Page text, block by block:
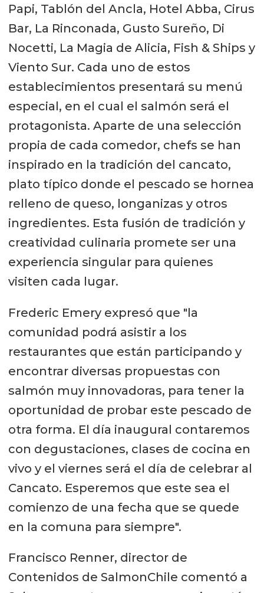
Papi, Tablón del Ancla, Hotel Abba, Cirus
Bar, La Rinconada, Gusto Sureño, Di
Nocetti, La Magia de Alicia, Fish & Ships y
Viento Sur. Cada uno de estos
establecimientos presentará su menú
especial, en el cual el salmón será el
protagonista. Aparte de una selección
propia de cada comedor, chefs se han
inspirado en la tradición del cancato,
plato típico donde el pescado se hornea
relleno de queso, longanizas y otros
ingredientes. Esta fusión de tradición y
creatividad culinaria promete ser una
experiencia singular para quienes
visiten cada lugar.
Frederic Emery expresó que "la
comunidad podrá asistir a los
restaurantes que están participando y
encontrar diversas propuestas con
salmón muy innovadoras, para tener la
oportunidad de probar este pescado de
otra forma. El día inaugural contaremos
con degustaciones, clases de cocina en
vivo y el viernes será el día de celebrar al
Cancato. Esperemos que este sea el
comienzo de una fecha que se quede
en la comuna para siempre".
Francisco Renner, director de
Contenidos de SalmonChile comentó a